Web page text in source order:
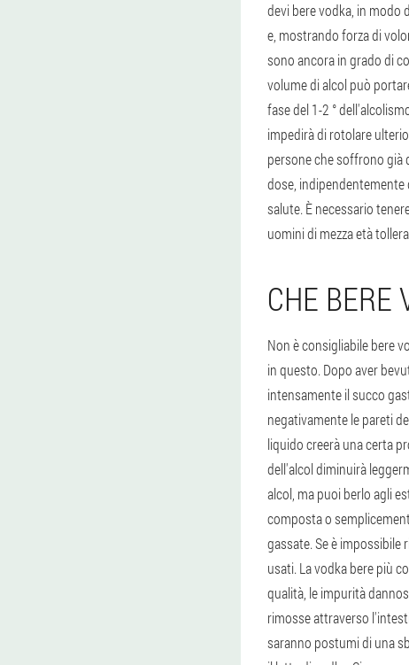
devi bere vodka, in modo
e, mostrando forza di
sono ancora in grado di
volume di alcol può
fase del 1-2 °
impedirà di rotolare
persone che soffrono già
dose, indipendentemente
salute. È necessario
uomini di mezza età
CHE BERE
Non è consigliabile bere
in questo. Dopo aver
intensamente il succo
negativamente le pareti
liquido creerà una certa
dell'alcol diminuirà
alcol, ma puoi berlo agli
composta o
gassate. Se è
usati. La vodka bere più
qualità, le impurità
rimosse attraverso
saranno postumi di una